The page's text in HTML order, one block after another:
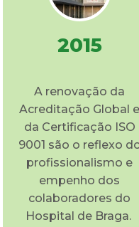
2015
A renovação da
Acreditação Global e
da Certificação ISO
9001 são o reflexo
profissionalismo e
empenho dos
colaboradores do
Hospital de Braga.